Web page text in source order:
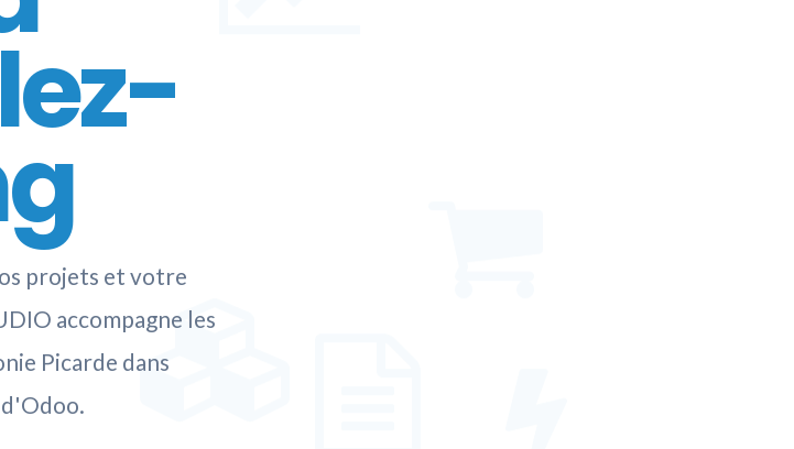
projets et votre
accompagne les
Picarde dans